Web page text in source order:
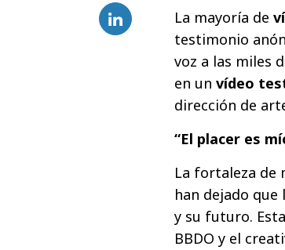
La mayoría de
testimonio
voz a las miles
en un vídeo
dirección de
“El placer es
La fortaleza de
han dejado que
y su futuro.
BBDO y el